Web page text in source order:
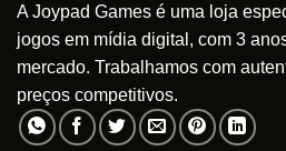
A Joypad Games é uma loja
jogos em mídia digital, com 3
mercado. Trabalhamos com
preços competitivos.